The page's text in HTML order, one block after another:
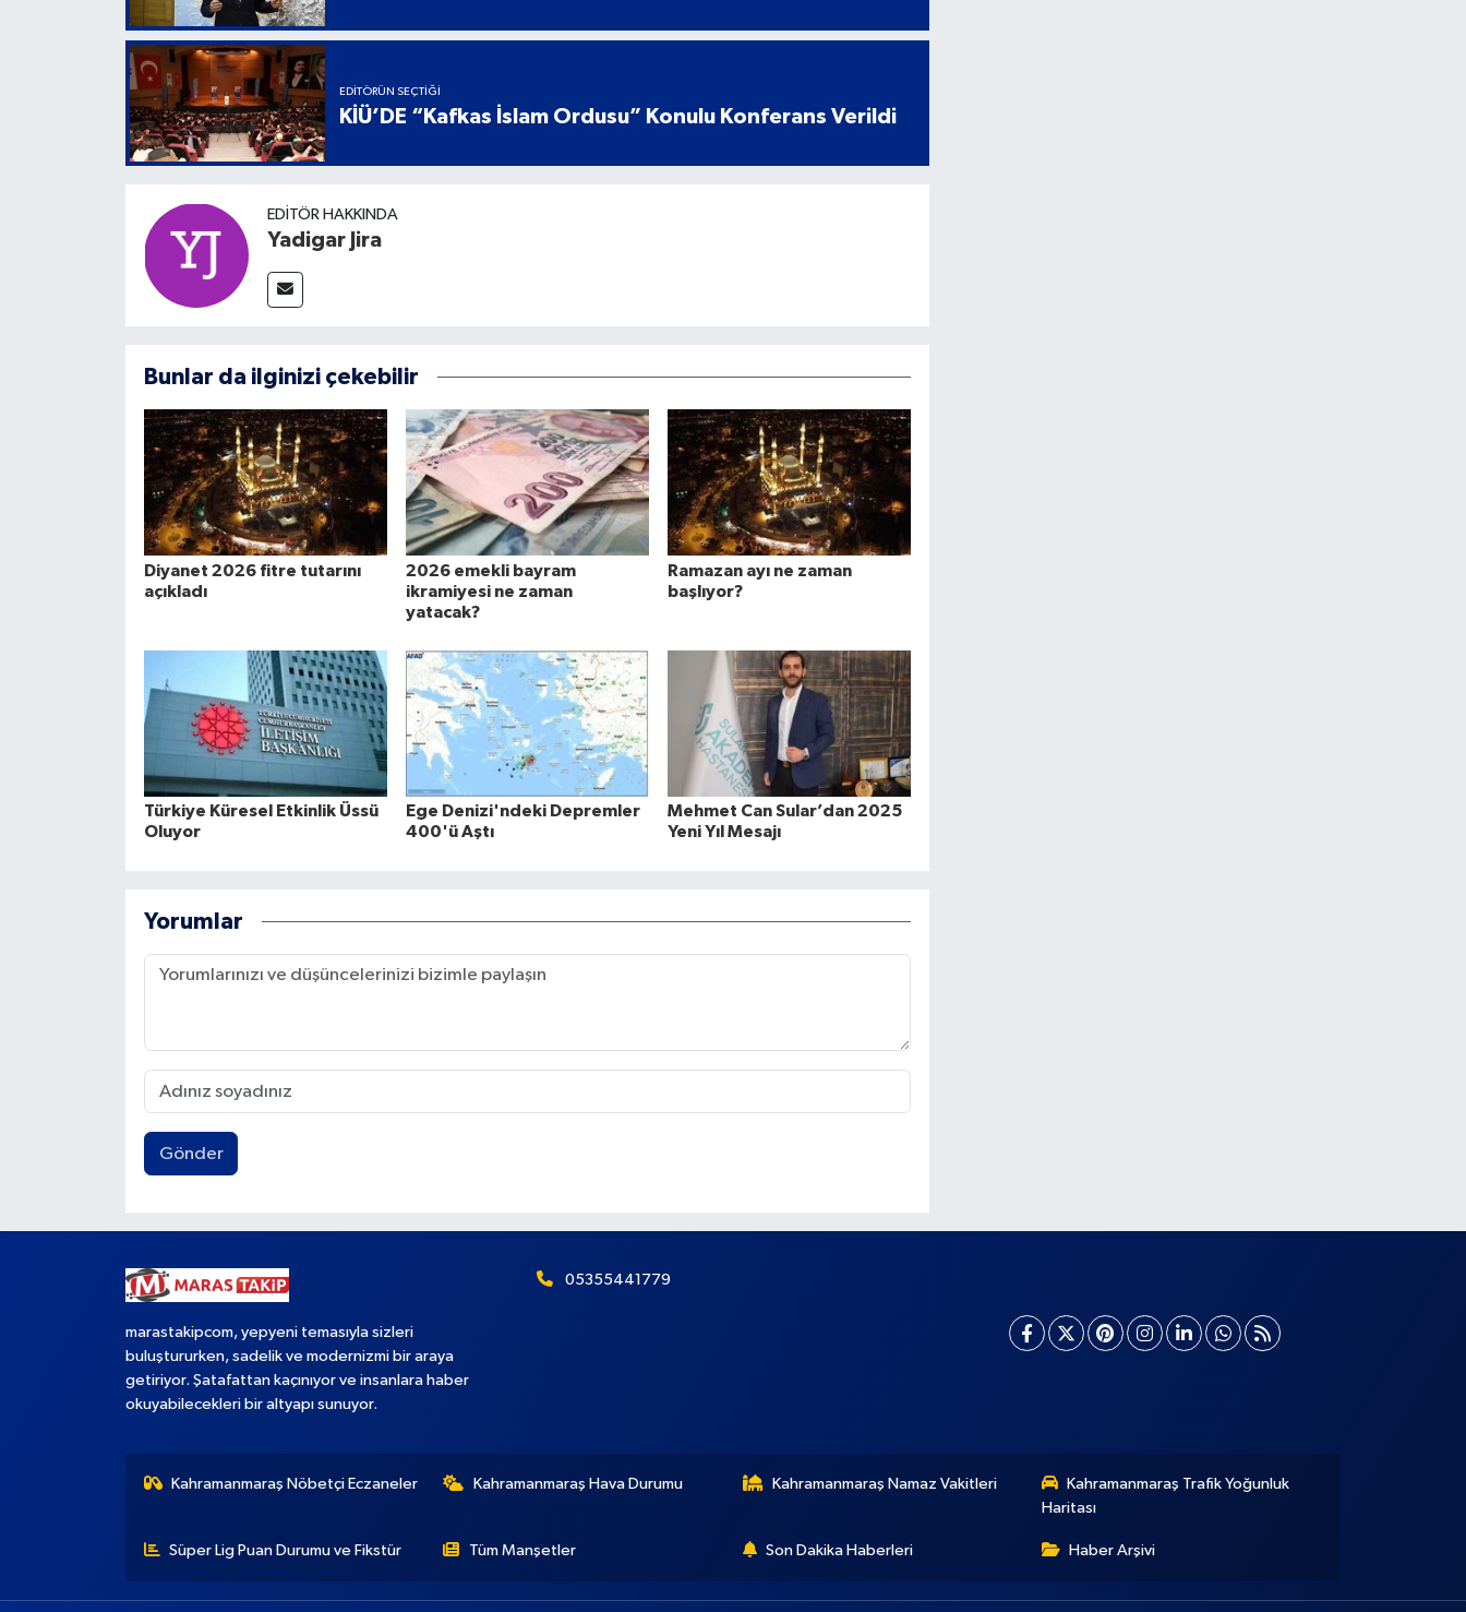
EDITÖRÜN SEÇTIĞI
KİÜ’DE “Kafkas İslam Ordusu” Konulu Konferans Verildi
EDITÖR HAKKINDA
Yadigar Jira
Bunlar da ilginizi çekebilir
Diyanet 2026 fitre tutarını
açıkladı
2026 emekli bayram
ikramiyesi ne zaman
yatacak?
Ramazan ayı ne zaman
başlıyor?
Türkiye Küresel Etkinlik Üssü
Oluyor
Ege Denizi'ndeki Depremler
400'ü Aştı
Mehmet Can Sular’dan 2025
Yeni Yıl Mesajı
Yorumlar
Gönder
marastakipcom, yepyeni temasıyla sizleri
buluştururken, sadelik ve modernizmi bir araya
getiriyor. Şatafattan kaçınıyor ve insanlara haber
okuyabilecekleri bir altyapı sunuyor.
05355441779
Kahramanmaraş Nöbetçi Eczaneler Kahramanmaraş Hava Durumu Kahramanmaraş Namaz Vakitleri
Kahramanmaraş Trafik Yoğunluk
Haritası
Süper Lig Puan Durumu ve Fikstür Tüm Manşetler Son Dakika Haberleri Haber Arşivi